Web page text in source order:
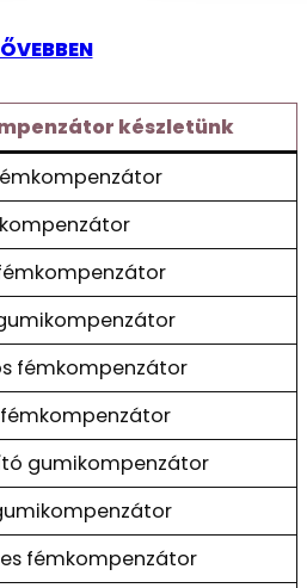
készletünk
fémkompenzátor
gumikompenzátor
fémkompenzátor